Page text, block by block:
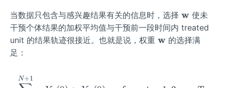
2,\o
meg
a_
3,\l
t}
(0)
=\s
um
(0)
当数据只包含与感兴趣结果有关的信息时，选择 \m
ath
bf
w 使未
干预个体结果的加权平均值与干预前一段时间内 treated
unit 的结果轨迹很接近。也就是说，权重 \m
w 的选择满
足：
N+1